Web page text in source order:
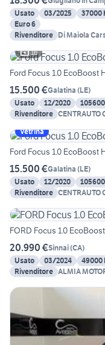
Usato
03/2025 37000
Euro 6
Rivenditore Di Maiola
16
Ford Focus 1.0 EcoBoost
15.500 €Galatina (LE)
Usato
12/2020
Rivenditore CENTRAUTO
Vetrina
Ford Focus 1.0 EcoBoost
15.500 €Galatina (LE)
Usato
12/2020
Rivenditore CENTRAUTO
FORD Focus 1.0
20.990 €Sinnai(CA)
Usato
03/2024 49000
Rivenditore ALMIA